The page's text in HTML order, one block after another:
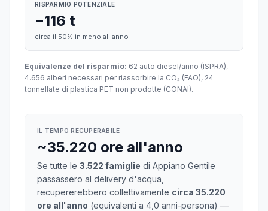
RISPARMIO POTENZIALE
−116 t
circa il 50% in meno all'anno
Equivalenze del risparmio: 62 auto diesel/anno (ISPRA),
4.656 alberi necessari per riassorbire la CO₂ (FAO), 24
tonnellate di plastica PET non prodotte (CONAI).
IL TEMPO RECUPERABILE
~35.220 ore all'anno
Se tutte le 3.522 famiglie di Appiano Gentile
passassero al delivery d'acqua,
recupererebbero collettivamente circa 35.220
ore all'anno (equivalenti a 4,0 anni-persona) —